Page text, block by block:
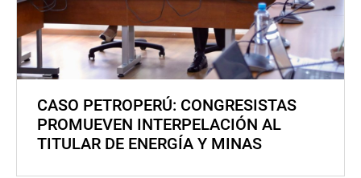
CASO PETROPERÚ: CONGRESISTAS
PROMUEVEN INTERPELACIÓN AL
TITULAR DE ENERGÍA Y MINAS